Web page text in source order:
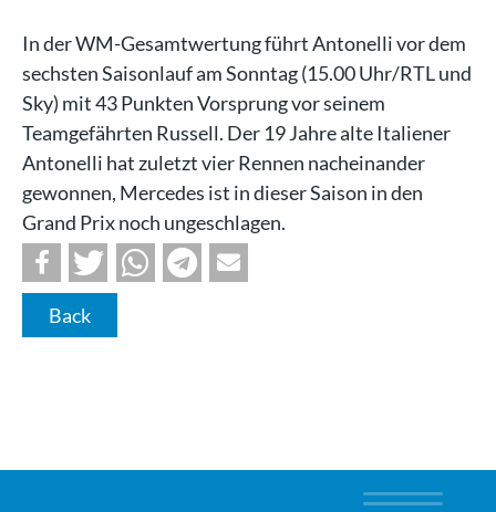
In der WM-Gesamtwertung führt Antonelli vor dem
sechsten Saisonlauf am Sonntag (15.00 Uhr/RTL und
Sky) mit 43 Punkten Vorsprung vor seinem
Teamgefährten Russell. Der 19 Jahre alte Italiener
Antonelli hat zuletzt vier Rennen nacheinander
gewonnen, Mercedes ist in dieser Saison in den
Grand Prix noch ungeschlagen.
Back